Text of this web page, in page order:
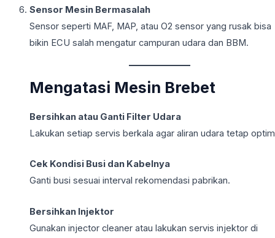
Sensor Mesin Bermasalah
Sensor seperti MAF, MAP, atau O2 sensor yang rusak bisa
bikin ECU salah mengatur campuran udara dan BBM.
Mengatasi Mesin Brebet
Bersihkan atau Ganti Filter Udara
Lakukan setiap servis berkala agar aliran udara tetap
Cek Kondisi Busi dan Kabelnya
Ganti busi sesuai interval rekomendasi pabrikan.
Bersihkan Injektor
Gunakan injector cleaner atau lakukan servis injektor di